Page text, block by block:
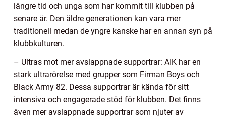
längre tid och unga som har kommit till klubben på
senare år. Den äldre generationen kan vara mer
traditionell medan de yngre kanske har en annan syn på
klubbkulturen.
– Ultras mot mer avslappnade supportrar: AIK har en
stark ultrarörelse med grupper som Firman Boys och
Black Army 82. Dessa supportrar är kända för sitt
intensiva och engagerade stöd för klubben. Det finns
även mer avslappnade supportrar som njuter av